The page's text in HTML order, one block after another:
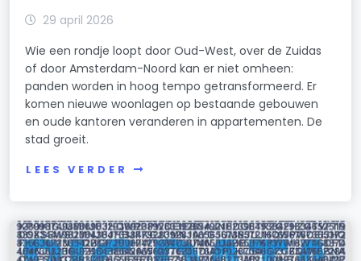
29 april 2026
Wie een rondje loopt door Oud-West, over de Zuidas
of door Amsterdam-Noord kan er niet omheen:
panden worden in hoog tempo getransformeerd. Er
komen nieuwe woonlagen op bestaande gebouwen
en oude kantoren veranderen in appartementen. De
stad groeit.
LEES VERDER